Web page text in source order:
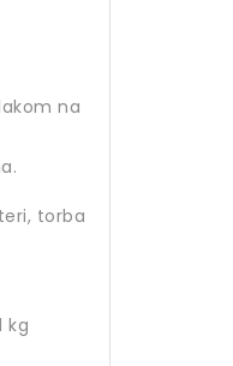
na
torba
kg